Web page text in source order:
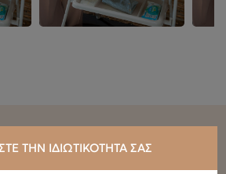
ΤΗΝ ΙΔΙΩΤΙΚΌΤΗΤΆ ΣΑΣ